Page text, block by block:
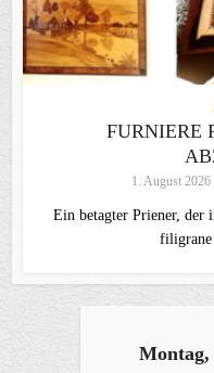
FURNIERE
1. August 2026
Ein betagter Priener, der
filigrane
Montag,